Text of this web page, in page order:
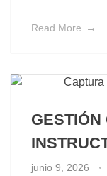
Read More
GESTIÓN
junio 9, 2026